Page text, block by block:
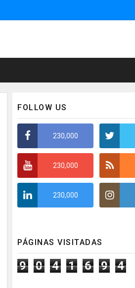
FOLLOW US
230,000
230,000
230,000
PÁGINAS VISITADAS
9 0 4 1 6 9 4